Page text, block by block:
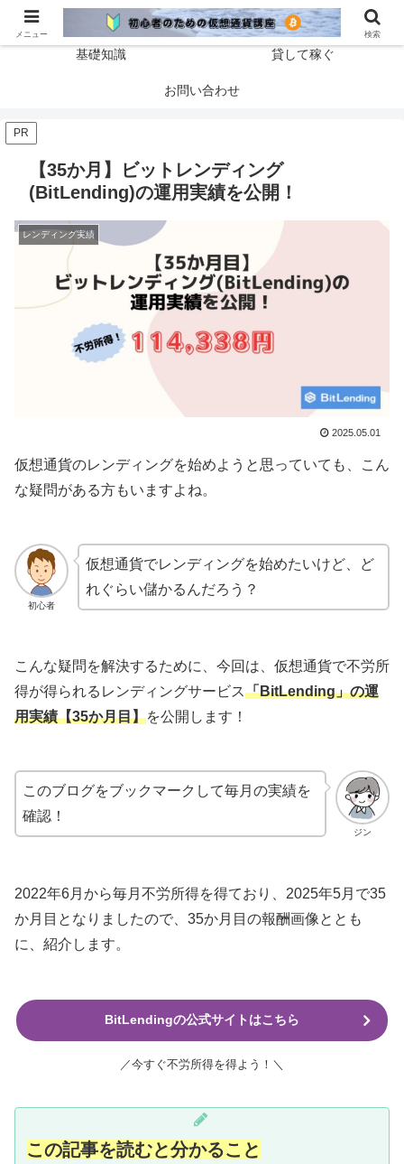
ホーム 仮想通貨の始め方
基礎知識 貸して稼ぐ
お問い合わせ
PR
【35か月】ビットレンディング
(BitLending)の運用実績を公開！
レンディング実績
2025.05.01
仮想通貨のレンディングを始めようと思っていても、こん
な疑問がある方もいますよね。
初心者
仮想通貨でレンディングを始めたいけど、ど
れぐらい儲かるんだろう？
こんな疑問を解決するために、今回は、仮想通貨で不労所
得が得られるレンディングサービス「BitLending」の運
用実績【35か月目】を公開します！
ジン
このブログをブックマークして毎月の実績を
確認！
2022年6月から毎月不労所得を得ており、2025年5月で35
か月目となりましたので、35か月目の報酬画像ととも
に、紹介します。
BitLendingの公式サイトはこちら
／今すぐ不労所得を得よう！＼
この記事を読むと分かること
メニュー 検索